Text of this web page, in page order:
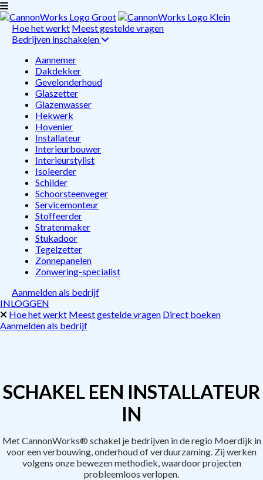
Hoe het werkt Meest gestelde vragen
Bedrijven inschakelen
Aannemer
Dakdekker
Gevelonderhoud
Glaszetter
Glazenwasser
Hekwerk
Hovenier
Installateur
Interieurbouwer
Interieurstylist
Isoleerder
Schilder
Schoorsteenveger
Servicemonteur
Stoffeerder
Stratenmaker
Stukadoor
Tegelzetter
Zonnepanelen
Zonwering-specialist
Aanmelden als bedrijf
INLOGGEN
Hoe het werkt Meest gestelde vragen Direct boeken
Aanmelden als bedrijf
SCHAKEL EEN INSTALLATEUR
IN
Met CannonWorks® schakel je bedrijven in de regio Moerdijk in
voor een verbouwing, onderhoud of verduurzaming. Zij werken
volgens onze bewezen methodiek, waardoor projecten
probleemloos verlopen.